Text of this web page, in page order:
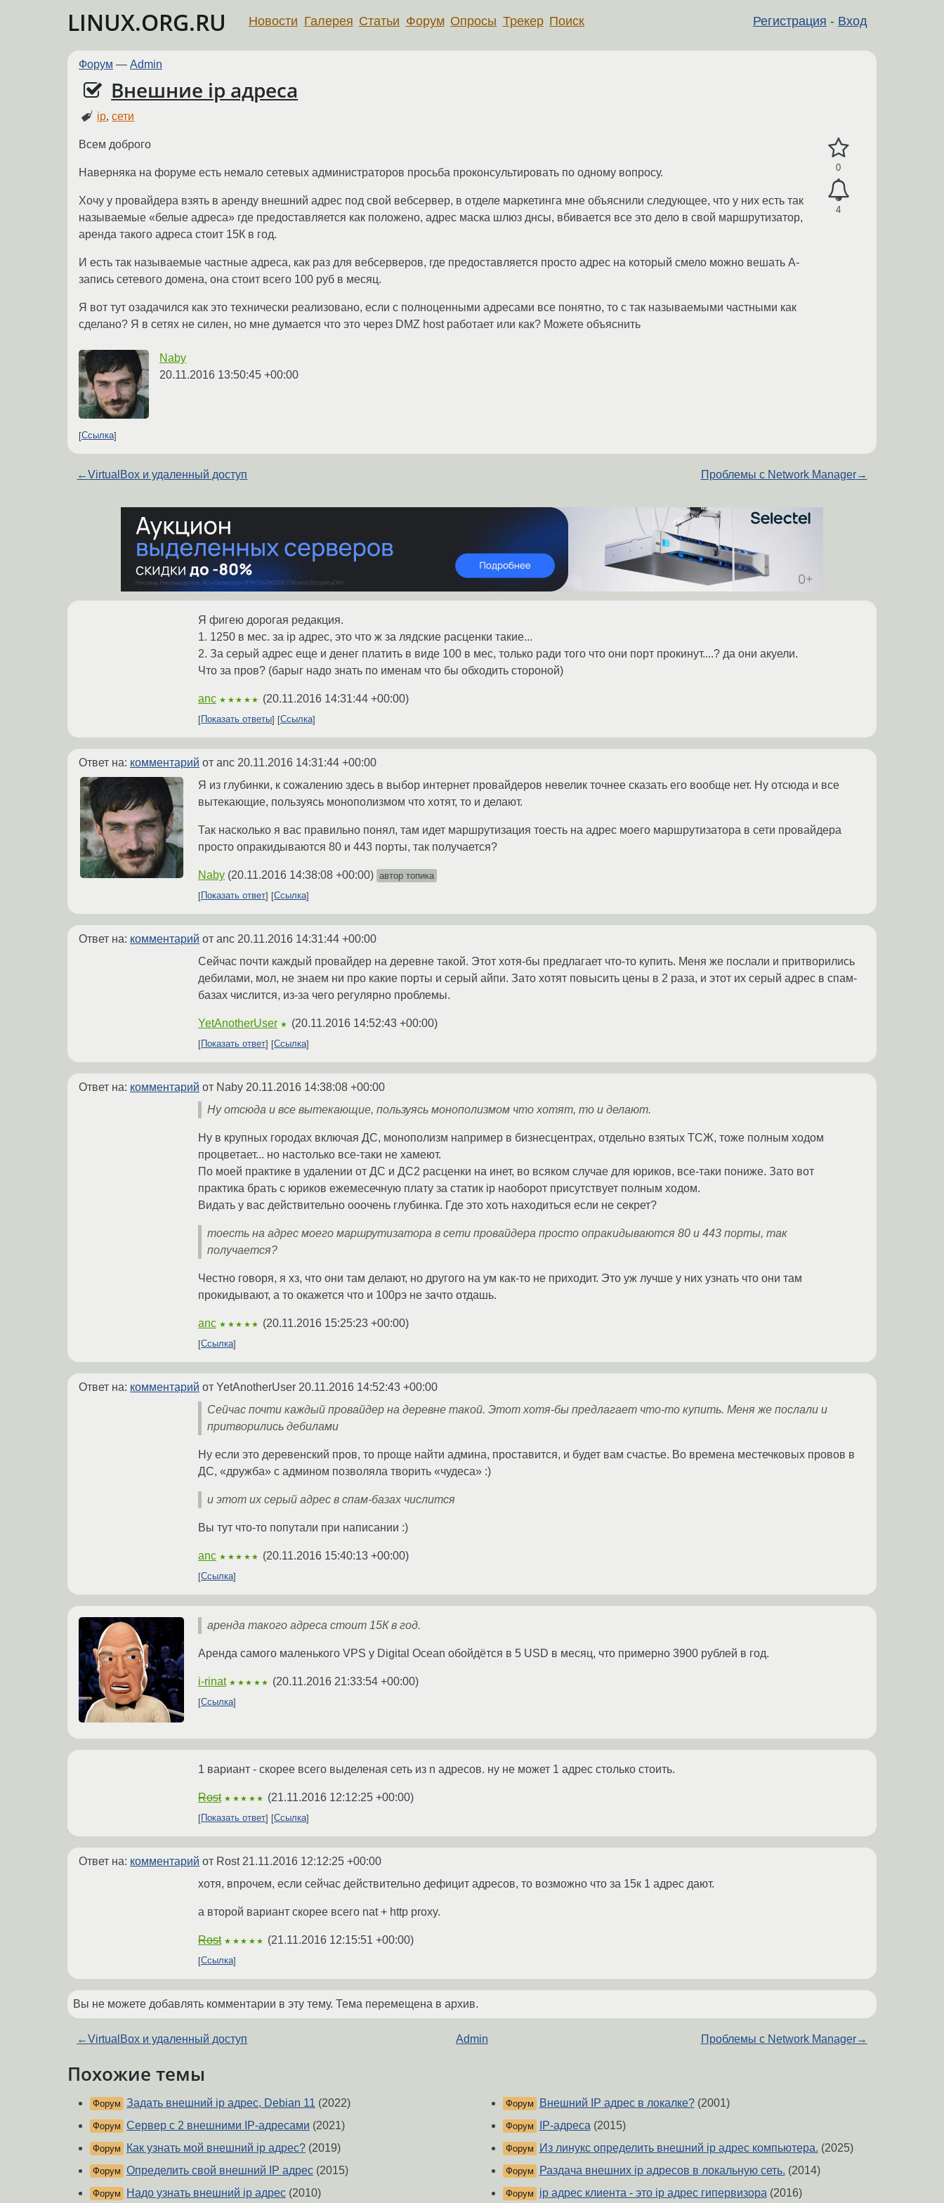
LINUX.ORG.RU Регистрация - Вход
Новости Галерея Статьи Форум Опросы Трекер Поиск
Форум — Admin
Внешние ip адреса
ip,сети
0
4
Всем доброго
Наверняка на форуме есть немало сетевых администраторов просьба проконсультировать по одному вопросу.
Хочу у провайдера взять в аренду внешний адрес под свой вебсервер, в отделе маркетинга мне объяснили следующее, что у них есть так
называемые «белые адреса» где предоставляется как положено, адрес маска шлюз днсы, вбивается все это дело в свой маршрутизатор,
аренда такого адреса стоит 15К в год.
И есть так называемые частные адреса, как раз для вебсерверов, где предоставляется просто адрес на который смело можно вешать А-
запись сетевого домена, она стоит всего 100 руб в месяц.
Я вот тут озадачился как это технически реализовано, если с полноценными адресами все понятно, то с так называемыми частными как
сделано? Я в сетях не силен, но мне думается что это через DMZ host работает или как? Можете объяснить
Naby
20.11.2016 13:50:45 +00:00
Ссылка
←VirtualBox и удаленный доступ Проблемы с Network Manager→
Я фигею дорогая редакция.
1. 1250 в мес. за ip адрес, это что ж за лядские расценки такие...
2. За серый адрес еще и денег платить в виде 100 в мес, только ради того что они порт прокинут....? да они акуели.
Что за пров? (барыг надо знать по именам что бы обходить стороной)
anc ★★★★★ (20.11.2016 14:31:44 +00:00)
Показать ответы Ссылка
Ответ на: комментарий от anc 20.11.2016 14:31:44 +00:00
Я из глубинки, к сожалению здесь в выбор интернет провайдеров невелик точнее сказать его вообще нет. Ну отсюда и все
вытекающие, пользуясь монополизмом что хотят, то и делают.
Так насколько я вас правильно понял, там идет маршрутизация тоесть на адрес моего маршрутизатора в сети провайдера
просто опракидываются 80 и 443 порты, так получается?
Naby (20.11.2016 14:38:08 +00:00) автор топика
Показать ответ
Ссылка
Ответ на: комментарий от anc 20.11.2016 14:31:44 +00:00
Сейчас почти каждый провайдер на деревне такой. Этот хотя-бы предлагает что-то купить. Меня же послали и притворились
дебилами, мол, не знаем ни про какие порты и серый айпи. Зато хотят повысить цены в 2 раза, и этот их серый адрес в спам-
базах числится, из-за чего регулярно проблемы.
YetAnotherUser ★ (20.11.2016 14:52:43 +00:00)
Показать ответ Ссылка
Ответ на: комментарий от Naby 20.11.2016 14:38:08 +00:00
Ну отсюда и все вытекающие, пользуясь монополизмом что хотят, то и делают.
Ну в крупных городах включая ДС, монополизм например в бизнесцентрах, отдельно взятых ТСЖ, тоже полным ходом
процветает... но настолько все-таки не хамеют.
По моей практике в удалении от ДС и ДС2 расценки на инет, во всяком случае для юриков, все-таки пониже. Зато вот
практика брать с юриков ежемесечную плату за статик ip наоборот присутствует полным ходом.
Видать у вас действительно ооочень глубинка. Где это хоть находиться если не секрет?
тоесть на адрес моего маршрутизатора в сети провайдера просто опракидываются 80 и 443 порты, так
получается?
Честно говоря, я хз, что они там делают, но другого на ум как-то не приходит. Это уж лучше у них узнать что они там
прокидывают, а то окажется что и 100рэ не зачто отдашь.
anc ★★★★★ (20.11.2016 15:25:23 +00:00)
Ссылка
Ответ на: комментарий от YetAnotherUser 20.11.2016 14:52:43 +00:00
Сейчас почти каждый провайдер на деревне такой. Этот хотя-бы предлагает что-то купить. Меня же послали и
притворились дебилами
Ну если это деревенский пров, то проще найти админа, проставится, и будет вам счастье. Во времена местечковых провов в
ДС, «дружба» с админом позволяла творить «чудеса» :)
и этот их серый адрес в спам-базах числится
Вы тут что-то попутали при написании :)
anc ★★★★★ (20.11.2016 15:40:13 +00:00)
Ссылка
аренда такого адреса стоит 15К в год.
Аренда самого маленького VPS у Digital Ocean обойдётся в 5 USD в месяц, что примерно 3900 рублей в год.
i-rinat ★★★★★ (20.11.2016 21:33:54 +00:00)
Ссылка
1 вариант - скорее всего выделеная сеть из n адресов. ну не может 1 адрес столько стоить.
Rost ★★★★★ (21.11.2016 12:12:25 +00:00)
Показать ответ Ссылка
Ответ на: комментарий от Rost 21.11.2016 12:12:25 +00:00
хотя, впрочем, если сейчас действительно дефицит адресов, то возможно что за 15к 1 адрес дают.
а второй вариант скорее всего nat + http proxy.
Rost ★★★★★ (21.11.2016 12:15:51 +00:00)
Ссылка
Вы не можете добавлять комментарии в эту тему. Тема перемещена в архив.
←VirtualBox и удаленный доступ Admin Проблемы с Network Manager→
Похожие темы
Форум Задать внешний ip адрес, Debian 11 (2022)
Форум Сервер с 2 внешними IP-адресами (2021)
Форум Как узнать мой внешний ip адрес? (2019)
Форум Определить свой внешний IP адрес (2015)
Форум Надо узнать внешний ip адрес (2010)
Форум Внешний IP адрес в локалке?(2001)
Форум IP-адреса(2015)
Форум Из линукс определить внешний ip адрес компьютера. (2025)
Форум Раздача внешних ip адресов в локальную сеть. (2014)
Форум ip адрес клиента - это ip адрес гипервизора(2016)